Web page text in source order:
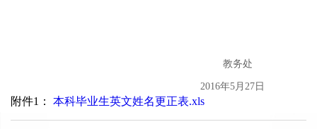
教务处
2016年5月27日
附件1： 本科毕业生英文姓名更正表.xls